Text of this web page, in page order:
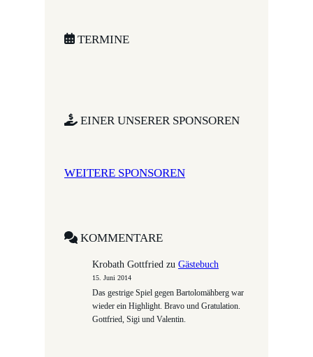
c
TERMINE
EINER UNSERER SPONSOREN
WEITERE SPONSOREN
KOMMENTARE
Krobath Gottfried zu Gästebuch
15. Juni 2014
Das gestrige Spiel gegen Bartolomähberg war
wieder ein Highlight. Bravo und Gratulation.
Gottfried, Sigi und Valentin.